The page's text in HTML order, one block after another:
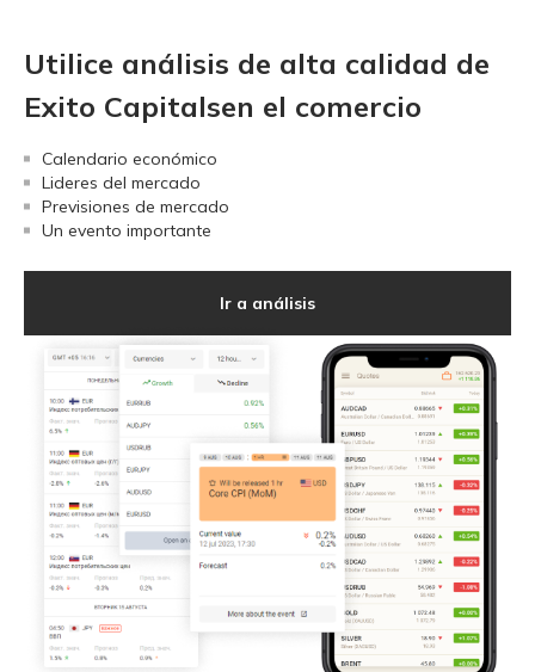
Utilice análisis de alta calidad de
Exito Capitalsen el comercio
Calendario económico
Lideres del mercado
Previsiones de mercado
Un evento importante
Ir a análisis